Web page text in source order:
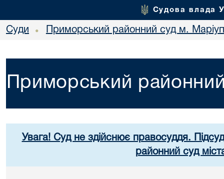
Судова влада
Суди • Приморський районний суд м.
Приморський
Увага! Суд не здійснює правосуддя.
районний суд